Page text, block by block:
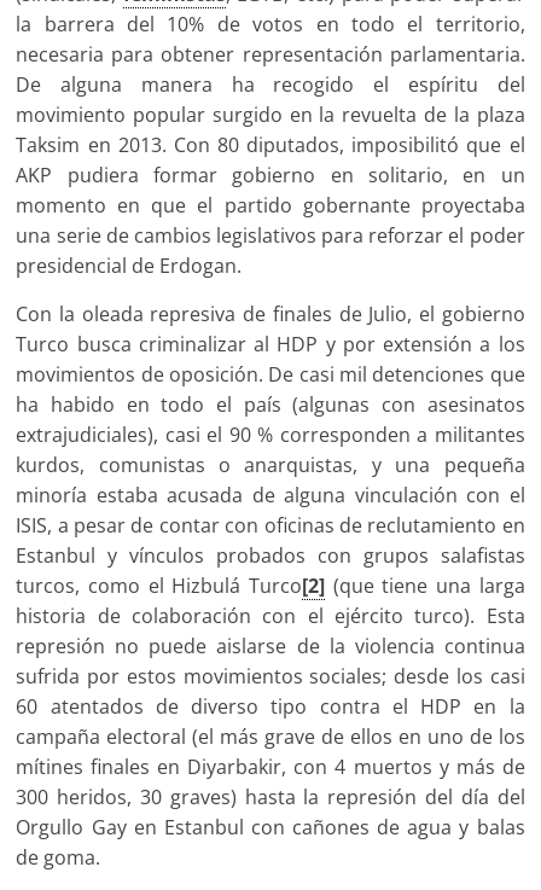
la barrera del 10% de votos en todo el territorio,
necesaria para obtener representación parlamentaria.
De alguna manera ha recogido el espíritu del
movimiento popular surgido en la revuelta de la plaza
Taksim en 2013. Con 80 diputados, imposibilitó que el
AKP pudiera formar gobierno en solitario, en un
momento en que el partido gobernante proyectaba
una serie de cambios legislativos para reforzar el poder
presidencial de Erdogan.
Con la oleada represiva de finales de Julio, el gobierno
Turco busca criminalizar al HDP y por extensión a los
movimientos de oposición. De casi mil detenciones que
ha habido en todo el país (algunas con asesinatos
extrajudiciales), casi el 90 % corresponden a militantes
kurdos, comunistas o anarquistas, y una pequeña
minoría estaba acusada de alguna vinculación con el
ISIS, a pesar de contar con oficinas de reclutamiento en
Estanbul y vínculos probados con grupos salafistas
turcos, como el Hizbulá Turco[2] (que tiene una larga
historia de colaboración con el ejército turco). Esta
represión no puede aislarse de la violencia continua
sufrida por estos movimientos sociales; desde los casi
60 atentados de diverso tipo contra el HDP en la
campaña electoral (el más grave de ellos en uno de los
mítines finales en Diyarbakir, con 4 muertos y más de
300 heridos, 30 graves) hasta la represión del día del
Orgullo Gay en Estanbul con cañones de agua y balas
de goma.